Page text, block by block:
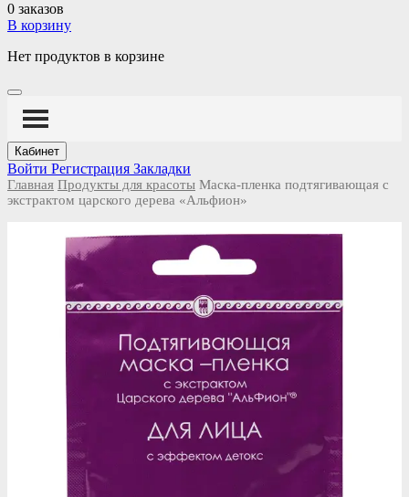
0 заказов
В корзину
Нет продуктов в корзине
Кабинет
Войти Регистрация Закладки
Главная Продукты для красоты Маска-пленка подтягивающая с
экстрактом царского дерева «Альфион»